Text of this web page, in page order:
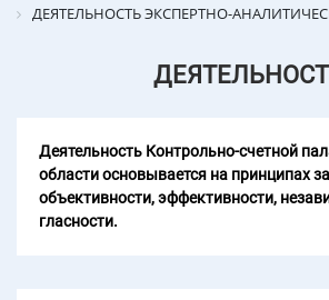
ДЕЯТЕЛЬНОСТЬ ЭКСПЕРТНО-
Деятельность Контрольно-счетной
области основывается на принципах
объективности, эффективности,
гласности.